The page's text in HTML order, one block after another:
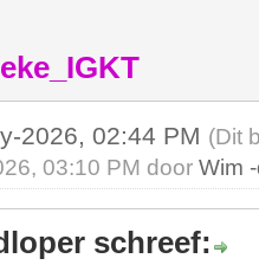
2026, 02:44 PM (Dit
03:10 PM doorWim
schreef: